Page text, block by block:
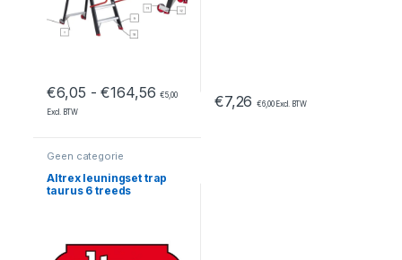
€6,05 - €164,56Prijsklasse: €6,05 tot €164,56
€5,00
Excl. BTW
€7,26 €6,00Excl. BTW
Geen categorie
Altrex leuningset trap
taurus 6 treeds